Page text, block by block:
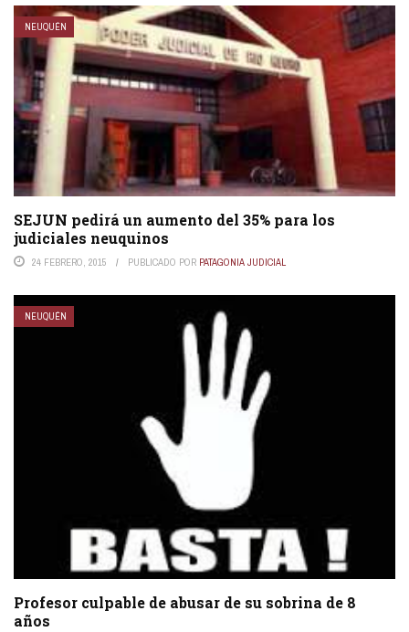
NEUQUÉN
SEJUN pedirá un aumento del 35% para los
judiciales neuquinos
24 FEBRERO, 2015 PUBLICADO POR PATAGONIA JUDICIAL
NEUQUÉN
Profesor culpable de abusar de su sobrina de 8
años